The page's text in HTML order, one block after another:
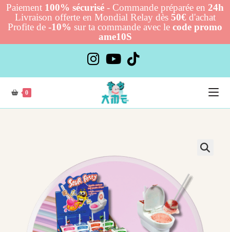
Paiement 100% sécurisé - Commande préparée en 24h
Livraison offerte en Mondial Relay dès 50€d'achat
Profite de -10% sur ta commande avec le code promo
ame10S
content
0